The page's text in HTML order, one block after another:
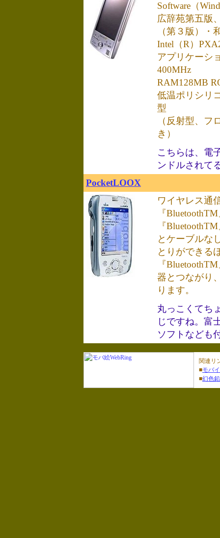
Software（
広辞苑第五版
（第３版）・
Intel（R）
アプリケーシ
400MHz
RAM128MB
低温ポリシリ
型
（反射型、フ
き）
こちらは、電
ンドルされて
PocketLOOX
ワイヤレス通
『
『
とケーブルな
とりができる
『
器とつながり
ります。
丸っこくてち
じですね。富
ソフトなども
関連リ
■モバ
■幻色